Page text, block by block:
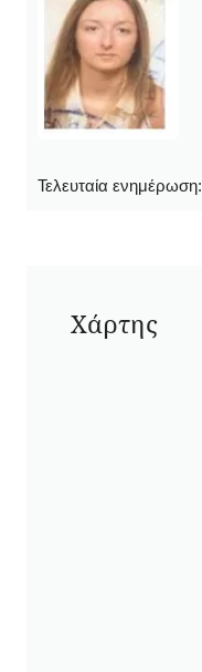
Τελευταία ενημέρωση:
Χάρτης